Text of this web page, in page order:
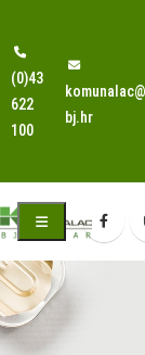
(0)43
622
100
bj.hr